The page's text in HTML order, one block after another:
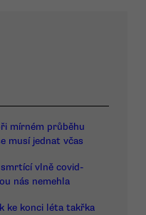
mírném průběhu
musí jednat včas
vlně covid-
nás nemehla
ke konci léta takřka